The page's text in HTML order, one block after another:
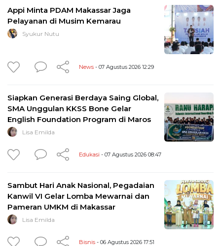
Appi Minta PDAM Makassar Jaga
Pelayanan di Musim Kemarau
Syukur Nutu
News - 07 Agustus 2026 12:29
Siapkan Generasi Berdaya Saing Global,
SMA Unggulan KKSS Bone Gelar
English Foundation Program di Maros
Lisa Emilda
Edukasi - 07 Agustus 2026 08:47
Sambut Hari Anak Nasional, Pegadaian
Kanwil VI Gelar Lomba Mewarnai dan
Pameran UMKM di Makassar
Lisa Emilda
Bisnis - 06 Agustus 2026 17:51